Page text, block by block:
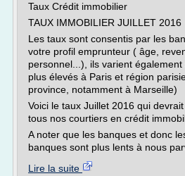
Taux Crédit immobilier
TAUX IMMOBILIER JUILLET 2016
Les taux sont consentis par les
votre profil emprunteur ( âge,
personnel...), ils varient
plus élevés à Paris et région
province, notamment à Marseille)
Voici le taux Juillet 2016 qui
tous nos courtiers en crédit
A noter que les banques et donc
banques sont plus lents à nous
Lire la suite